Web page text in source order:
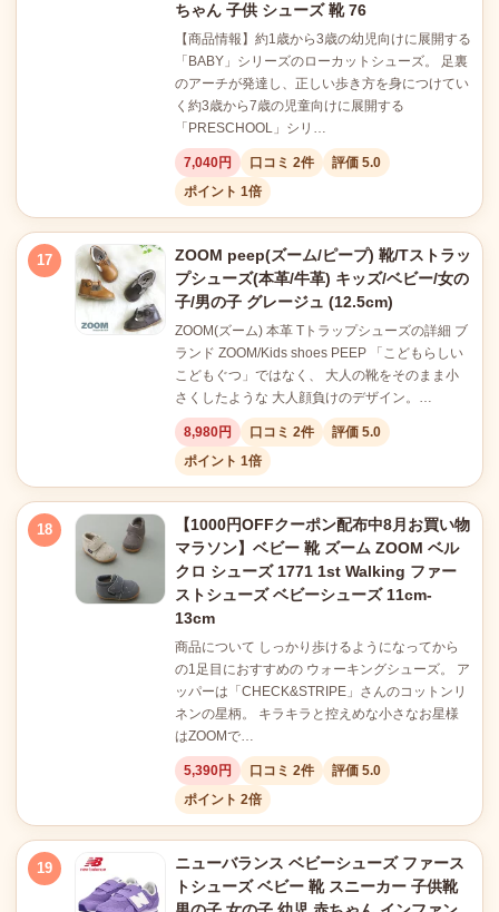
ちゃん 子供 シューズ 靴 76
【商品情報】約1歳から3歳の幼児向けに展開する
「BABY」シリーズのローカットシューズ。 足裏
のアーチが発達し、正しい歩き方を身につけてい
く約3歳から7歳の児童向けに展開する
「PRESCHOOL」シリ…
7,040円 口コミ 2件
評価 5.0
ポイント 1倍
17
ZOOM peep(ズーム/ピープ) 靴/Tストラッ
プシューズ(本革/牛革) キッズ/ベビー/女の
子/男の子 グレージュ (12.5cm)
ZOOM(ズーム) 本革 Tトラップシューズの詳細 ブ
ランド ZOOM/Kids shoes PEEP 「こどもらしい
こどもぐつ」ではなく、 大人の靴をそのまま小
さくしたような 大人顔負けのデザイン。…
8,980円 口コミ 2件
評価 5.0
ポイント 1倍
18
【1000円OFFクーポン配布中8月お買い物
マラソン】ベビー 靴 ズーム ZOOM ベル
クロ シューズ 1771 1st Walking ファー
ストシューズ ベビーシューズ 11cm-
13cm
商品について しっかり歩けるようになってから
の1足目におすすめの ウォーキングシューズ。 ア
ッパーは「CHECK&STRIPE」さんのコットンリ
ネンの星柄。 キラキラと控えめな小さなお星様
はZOOMで…
5,390円 口コミ 2件
評価 5.0
ポイント 2倍
19
ニューバランス ベビーシューズ ファース
トシューズ ベビー 靴 スニーカー 子供靴